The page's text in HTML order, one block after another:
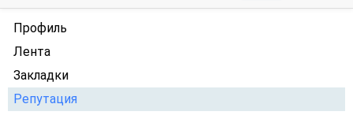
Профиль
Лента
Закладки
Репутация